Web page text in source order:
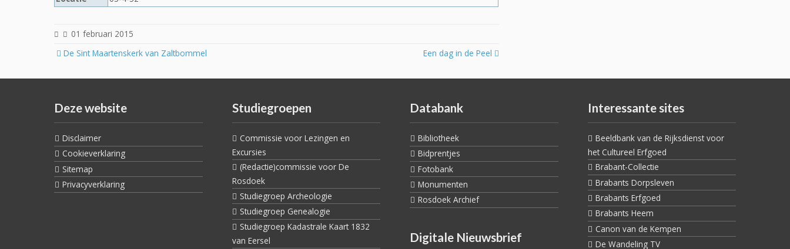
01 februari 2015
Post
De Sint Maartenskerk van Zaltbommel Een dag in de Peel
Deze website
Disclaimer
Cookieverklaring
Sitemap
Privacyverklaring
Studiegroepen
Commissie voor Lezingen en
Excursies
(Redactie)commissie voor De
Rosdoek
Studiegroep Archeologie
Studiegroep Genealogie
Studiegroep Kadastrale Kaart 1832
van Eersel
Databank
Bibliotheek
Bidprentjes
Fotobank
Monumenten
Rosdoek Archief
Digitale Nieuwsbrief
Interessante sites
Beeldbank van de Rijksdienst voor
het Cultureel Erfgoed
Brabant-Collectie
Brabants Dorpsleven
Brabants Erfgoed
Brabants Heem
Canon van de Kempen
De Wandeling TV